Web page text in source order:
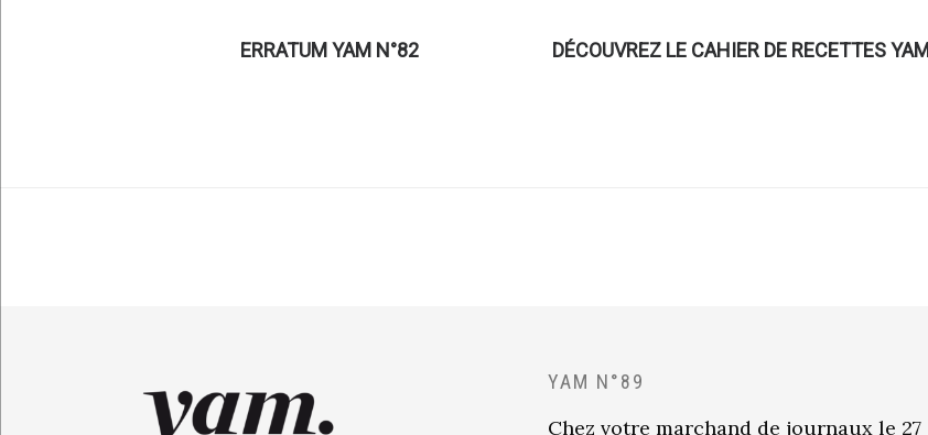
ERRATUM YAM N°82 DÉCOUVREZ LE CAHIER DE RECETTES YAM
YAM N°89
Chez votre marchand de journaux le 27